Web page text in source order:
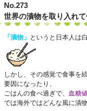
No.273
世界の漬物を取り入れて
「漬物」 というと日本人は
しかし、その感覚で食事を
要因になったり、
ごはんの食べ過ぎで、 血糖
では海外ではどんな風に漬